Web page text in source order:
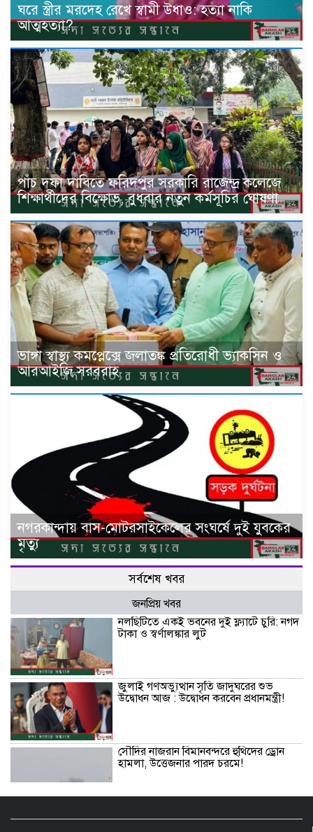
ঘরে স্ত্রীর মরদেহ রেখে স্বামী উধাও: হত্যা নাকি
আত্মহত্যা?
পাঁচ দফা দাবিতে ফরিদপুর সরকারি রাজেন্দ্র কলেজে
শিক্ষার্থীদের বিক্ষোভ, বুধবার নতুন কর্মসূচির ঘোষণা
ভাঙ্গা স্বাস্থ্য কমপ্লেক্সে জলাতঙ্ক প্রতিরোধী ভ্যাকসিন ও
আরআইজি সরবরাহ
নগরকান্দায় বাস-মোটরসাইকেলের সংঘর্ষে দুই যুবকের
মৃত্যু
সর্বশেষ খবর
জনপ্রিয় খবর
নলছিটিতে একই ভবনের দুই ফ্ল্যাটে চুরি: নগদ
টাকা ও স্বর্ণালঙ্কার লুট
জুলাই গণঅভ্যুত্থান সৃতি জাদুঘরের শুভ
উদ্বোধন আজ : উদ্বোধন করবেন প্রধানমন্ত্রী!
সৌদির নাজরান বিমানবন্দরে হুথিদের ড্রোন
হামলা, উত্তেজনার পারদ চরমে!
শাহজালালে পড়ে থাকা ১২টি উড়োজাহাজ